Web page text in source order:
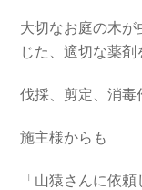
大切なお庭の木
じた、適切な薬剤
伐採、剪定、消毒
施主様からも
「山猿さんに依